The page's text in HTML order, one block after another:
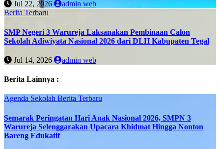
Jul 22, 2026
admin web
Berita Terbaru
SMP Negeri 3 Warureja Laksanakan Pembinaan Calon
Sekolah Adiwiyata Nasional 2026 dari DLH Kabupaten Tegal
Jul 14, 2026 admin web
Berita Lainnya :
Agenda Sekolah Berita Terbaru
Semarak Peringatan Hari Anak Nasional 2026, SMPN 3
Warureja Selenggarakan Upacara Khidmat Hingga Nonton
Bareng Edukatif